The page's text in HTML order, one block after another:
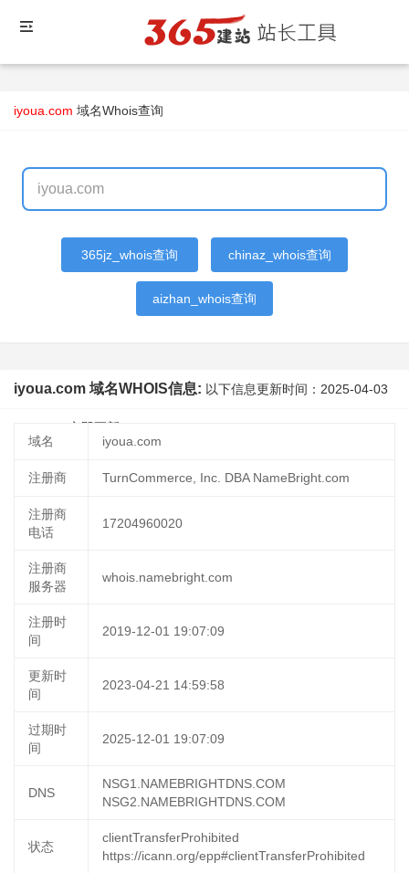
iyoua.com 域名Whois查询
365jz_whois查询 chinaz_whois查询
aizhan_whois查询
iyoua.com 域名WHOIS信息: 以下信息更新时间： 2025-04-03
立即更新
域名
iyoua.com
注册商 TurnCommerce, Inc. DBA NameBright.com
注册商
电话
17204960020
注册商
服务器
whois.namebright.com
注册时
间
2019-12-01 19:07:09
更新时
间
2023-04-21 14:59:58
过期时
间
2025-12-01 19:07:09
DNS
NSG1.NAMEBRIGHTDNS.COM
NSG2.NAMEBRIGHTDNS.COM
状态
clientTransferProhibited
https://icann.org/epp#clientTransferProhibited